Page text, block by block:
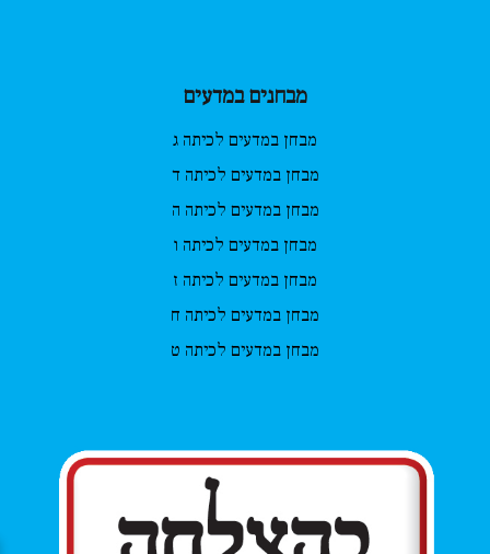
מבחנים במדעים
מבחן במדעים לכיתה ג
מבחן במדעים לכיתה ד
מבחן במדעים לכיתה ה
מבחן במדעים לכיתה ו
מבחן במדעים לכיתה ז
מבחן במדעים לכיתה ח
מבחן במדעים לכיתה ט